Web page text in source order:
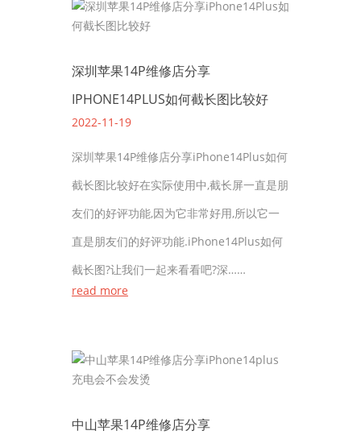
深圳苹果14P维修店分享
IPHONE14PLUS如何截长图比较好
2022-11-19
深圳苹果14P维修店分享iPhone14Plus如何
截长图比较好在实际使用中,截长屏一直是朋
友们的好评功能,因为它非常好用,所以它一
直是朋友们的好评功能.iPhone14Plus如何
截长图?让我们一起来看看吧?深……
read more
中山苹果14P维修店分享